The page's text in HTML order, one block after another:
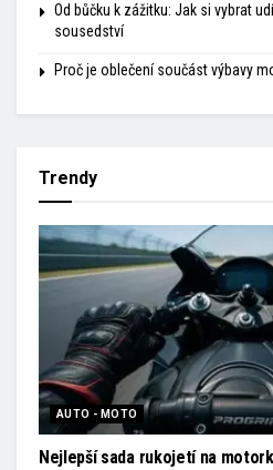
Od bůčku k zážitku: Jak si vybrat
sousedství
Proč je oblečení součást výbavy
Trendy
AUTO - MOTO
Nejlepší sada rukojetí na